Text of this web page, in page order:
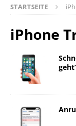
STARTSEITE
iPhone